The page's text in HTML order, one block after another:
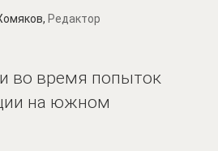
Редактор
во время попыток
на южном